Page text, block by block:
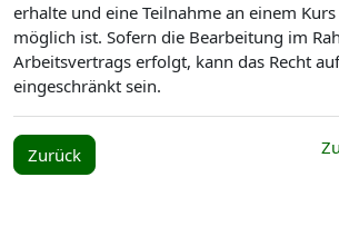
erhalte und eine Teilnahme an einem
möglich ist. Sofern die Bearbeitung im
Arbeitsvertrags erfolgt, kann das Recht
eingeschränkt sein.
Zurück